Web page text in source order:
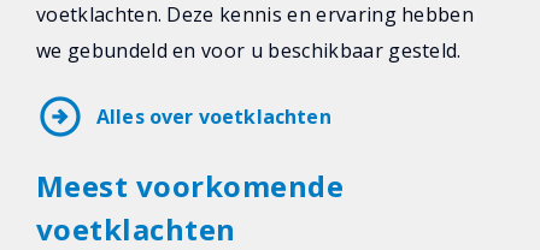
voetklachten. Deze kennis en ervaring hebben
we gebundeld en voor u beschikbaar gesteld.
arrow_circle_right Alles over voetklachten
Meest voorkomende
voetklachten